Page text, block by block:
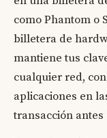
como Phantom o
billetera de
mantiene tus
cualquier red,
aplicaciones en
transacción